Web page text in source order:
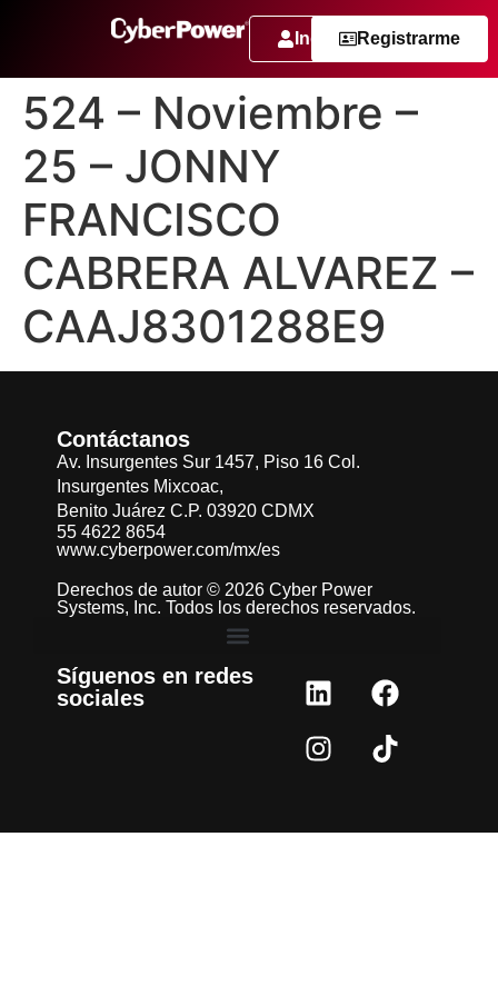
IngresarRegistrarme
524 – Noviembre –
25 – JONNY
FRANCISCO
CABRERA ALVAREZ –
CAAJ8301288E9
Contáctanos
Av. Insurgentes Sur 1457, Piso 16 Col.
Insurgentes Mixcoac,
Benito Juárez C.P. 03920 CDMX
55 4622 8654
www.cyberpower.com/mx/es
Derechos de autor © 2026 Cyber Power
Systems, Inc. Todos los derechos reservados.
Síguenos en redes
sociales